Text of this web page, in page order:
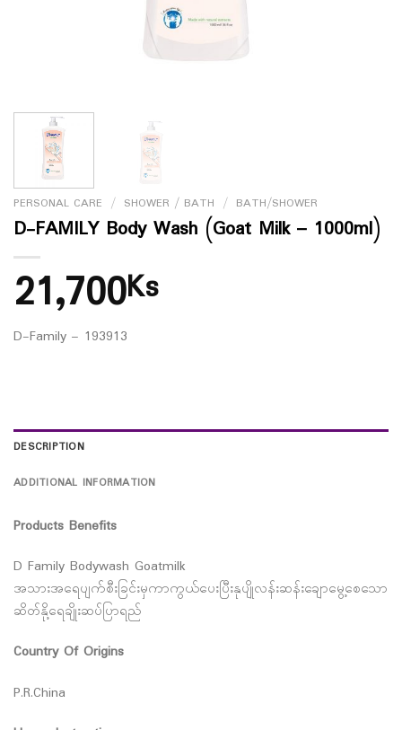
PERSONAL CARE / SHOWER / BATH / BATH/SHOWER
D-FAMILY Body Wash (Goat Milk – 1000ml)
21,700Ks
D-Family – 193913
DESCRIPTION
ADDITIONAL INFORMATION
Products Benefits
D Family Bodywash Goatmilk
အသားအရေပျက်စီးခြင်းမှကာကွယ်ပေးပြီးနုပျိုလန်းဆန်းချောမွေ့စေသော
ဆိတ်နို့ရေချိုးဆပ်ပြာရည်
Country Of Origins
P.R.China